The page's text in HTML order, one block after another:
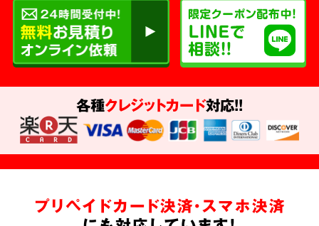
各種クレジットカード対応!!
プリペイドカード決済・スマホ決済